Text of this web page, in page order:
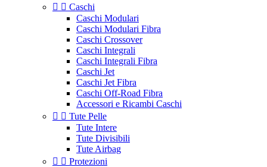
  Caschi
Caschi Modulari
Caschi Modulari Fibra
Caschi Crossover
Caschi Integrali
Caschi Integrali Fibra
Caschi Jet
Caschi Jet Fibra
Caschi Off-Road Fibra
Accessori e Ricambi Caschi
  Tute Pelle
Tute Intere
Tute Divisibili
Tute Airbag
  Protezioni